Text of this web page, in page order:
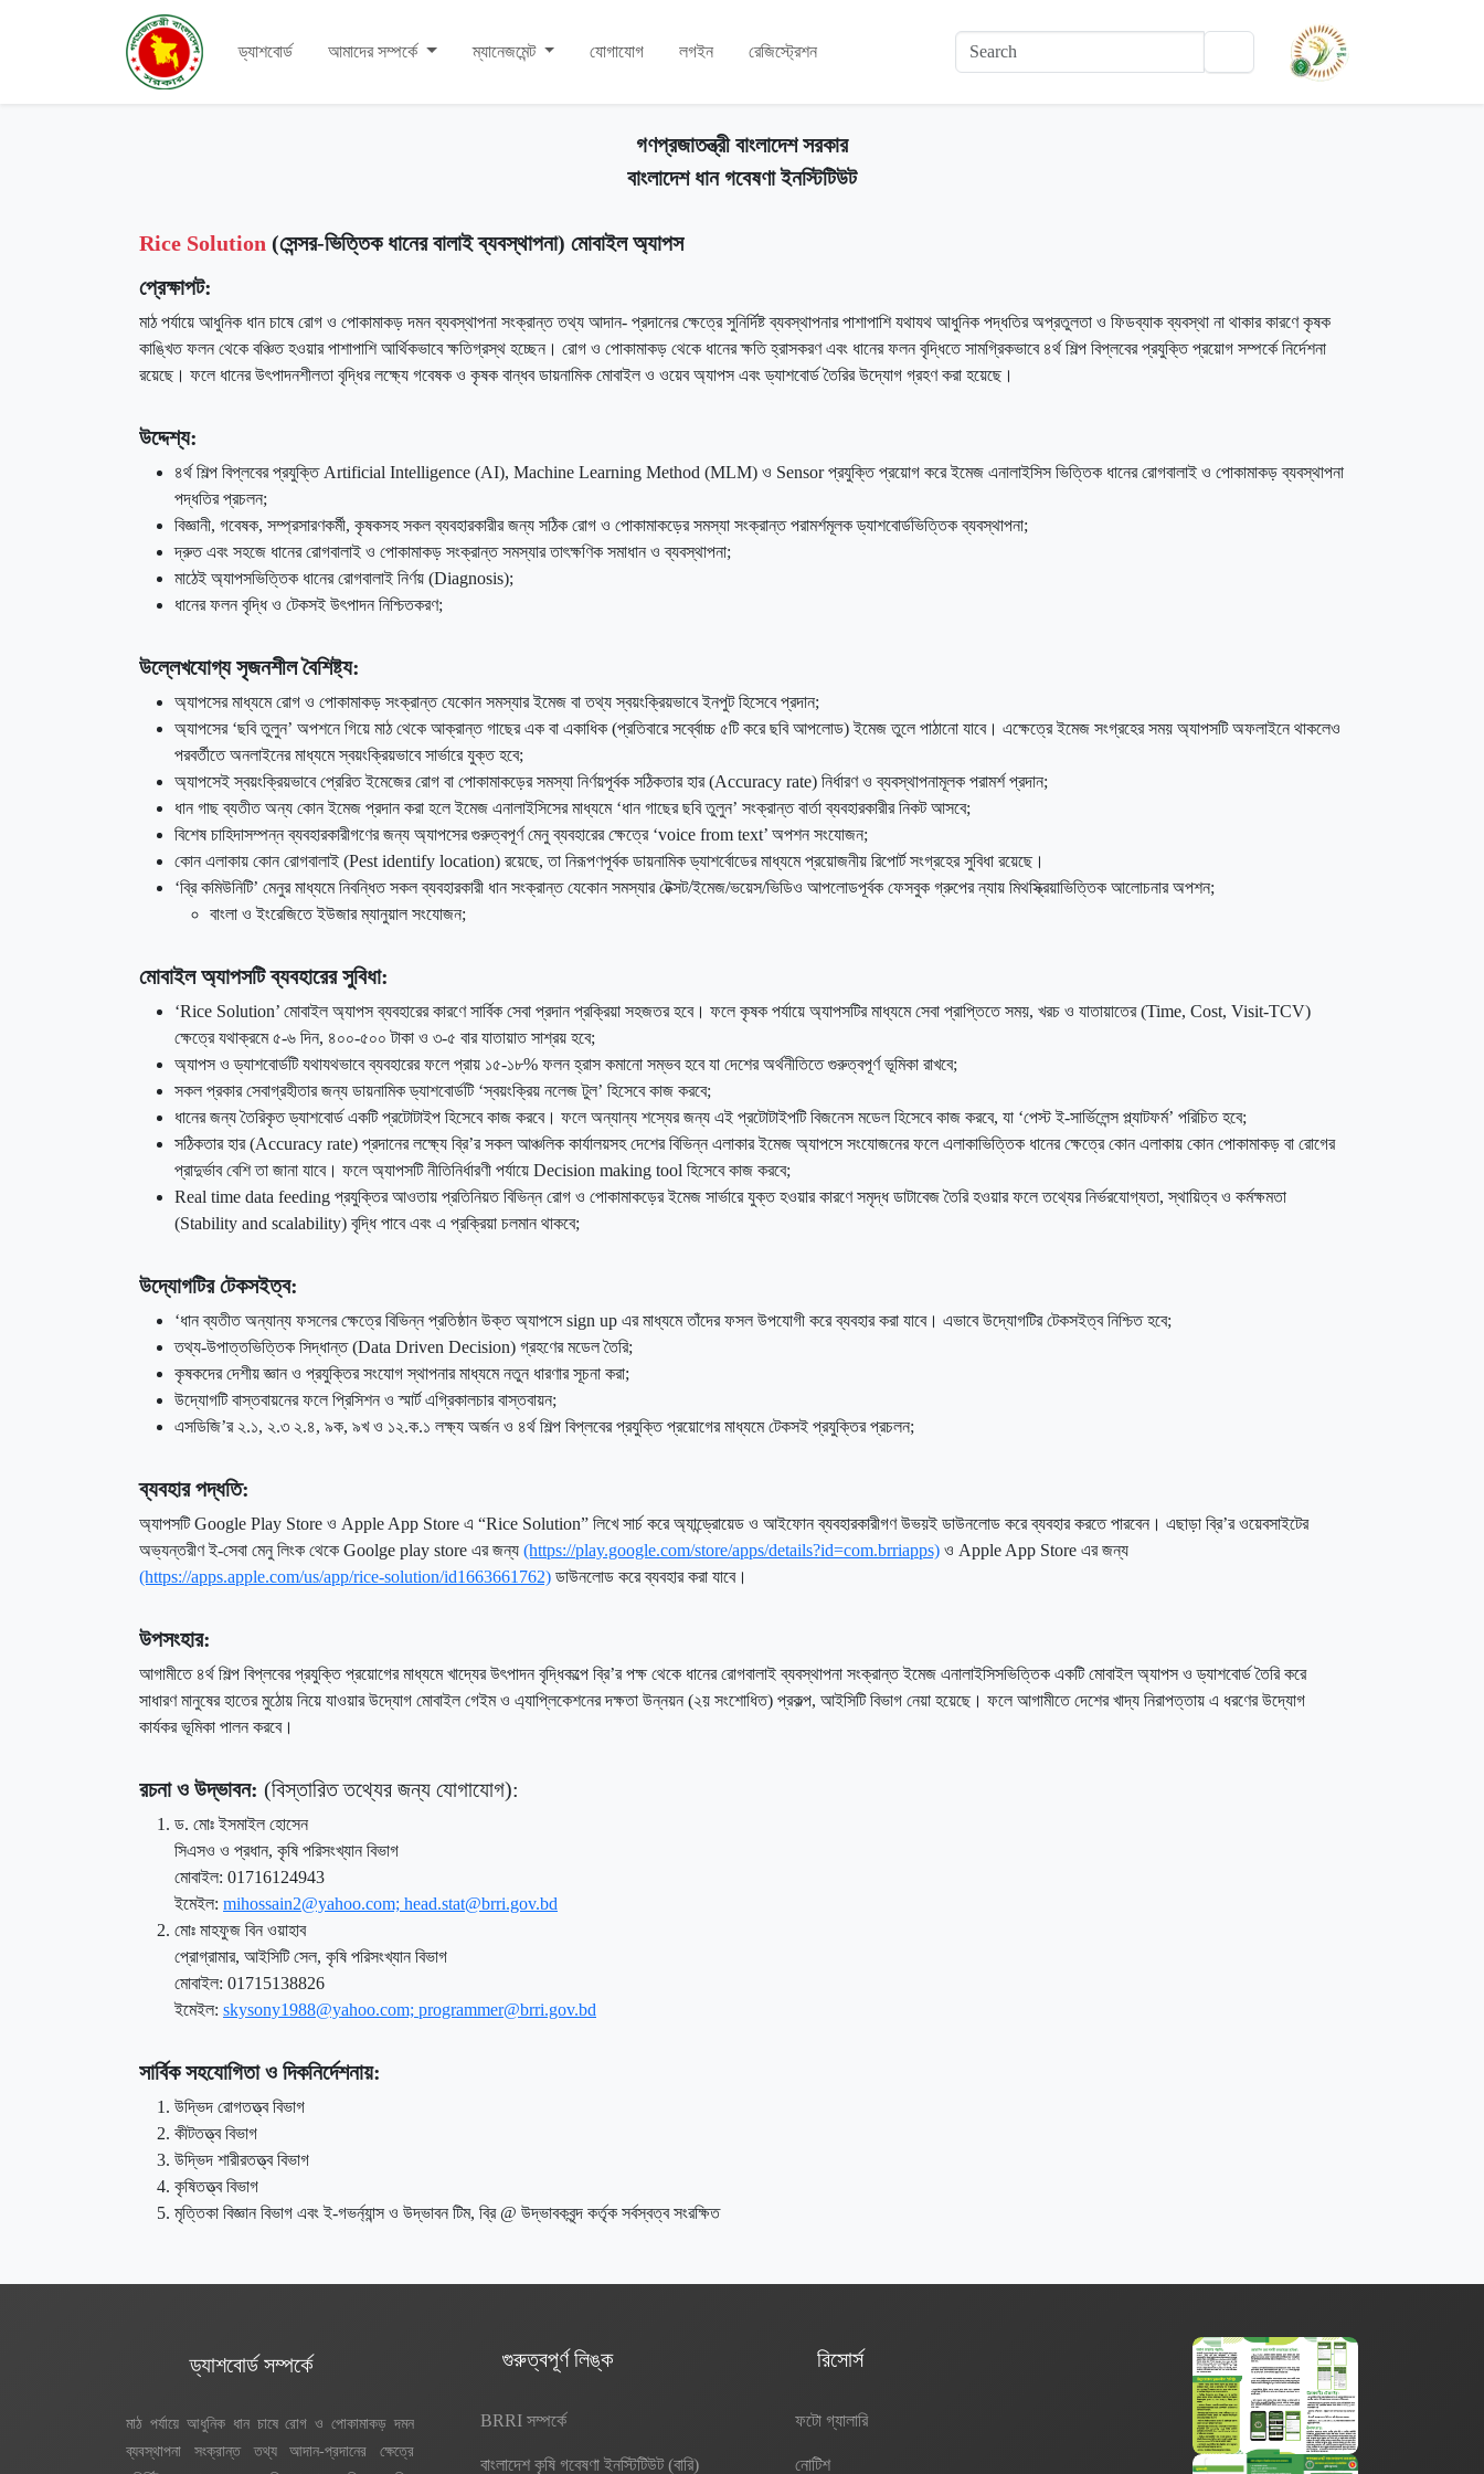
ড্যাশবোর্ড আমাদের সম্পর্কে ম্যানেজমেন্ট যোগাযোগ লগইন রেজিস্ট্রেশন
গণপ্রজাতন্ত্রী বাংলাদেশ সরকার
বাংলাদেশ ধান গবেষণা ইনস্টিটিউট
Rice Solution (সেন্সর-ভিত্তিক ধানের বালাই ব্যবস্থাপনা) মোবাইল অ্যাপস
প্রেক্ষাপট:
মাঠ পর্যায়ে আধুনিক ধান চাষে রোগ ও পোকামাকড় দমন ব্যবস্থাপনা সংক্রান্ত তথ্য আদান- প্রদানের ক্ষেত্রে সুনির্দিষ্ট ব্যবস্থাপনার পাশাপাশি যথাযথ আধুনিক পদ্ধতির অপ্রতুলতা ও ফিডব্যাক ব্যবস্থা না থাকার কারণে কৃষক
কাঙ্খিত ফলন থেকে বঞ্চিত হওয়ার পাশাপাশি আর্থিকভাবে ক্ষতিগ্রস্থ হচ্ছেন। রোগ ও পোকামাকড় থেকে ধানের ক্ষতি হ্রাসকরণ এবং ধানের ফলন বৃদ্ধিতে সামগ্রিকভাবে ৪র্থ শিল্প বিপ্লবের প্রযুক্তি প্রয়োগ সম্পর্কে নির্দেশনা
রয়েছে। ফলে ধানের উৎপাদনশীলতা বৃদ্ধির লক্ষ্যে গবেষক ও কৃষক বান্ধব ডায়নামিক মোবাইল ও ওয়েব অ্যাপস এবং ড্যাশবোর্ড তৈরির উদ্যোগ গ্রহণ করা হয়েছে।
উদ্দেশ্য:
৪র্থ শিল্প বিপ্লবের প্রযুক্তি Artificial Intelligence (AI), Machine Learning Method (MLM) ও Sensor প্রযুক্তি প্রয়োগ করে ইমেজ এনালাইসিস ভিত্তিক ধানের রোগবালাই ও পোকামাকড় ব্যবস্থাপনা
পদ্ধতির প্রচলন;
বিজ্ঞানী, গবেষক, সম্প্রসারণকর্মী, কৃষকসহ সকল ব্যবহারকারীর জন্য সঠিক রোগ ও পোকামাকড়ের সমস্যা সংক্রান্ত পরামর্শমূলক ড্যাশবোর্ডভিত্তিক ব্যবস্থাপনা;
দ্রুত এবং সহজে ধানের রোগবালাই ও পোকামাকড় সংক্রান্ত সমস্যার তাৎক্ষণিক সমাধান ও ব্যবস্থাপনা;
মাঠেই অ্যাপসভিত্তিক ধানের রোগবালাই নির্ণয় (Diagnosis);
ধানের ফলন বৃদ্ধি ও টেকসই উৎপাদন নিশ্চিতকরণ;
উল্লেখযোগ্য সৃজনশীল বৈশিষ্ট্য:
অ্যাপসের মাধ্যমে রোগ ও পোকামাকড় সংক্রান্ত যেকোন সমস্যার ইমেজ বা তথ্য স্বয়ংক্রিয়ভাবে ইনপুট হিসেবে প্রদান;
অ্যাপসের ‘ছবি তুলুন’ অপশনে গিয়ে মাঠ থেকে আক্রান্ত গাছের এক বা একাধিক (প্রতিবারে সর্ব্বোচ্চ ৫টি করে ছবি আপলোড) ইমেজ তুলে পাঠানো যাবে। এক্ষেত্রে ইমেজ সংগ্রহের সময় অ্যাপসটি অফলাইনে থাকলেও
পরবর্তীতে অনলাইনের মাধ্যমে স্বয়ংক্রিয়ভাবে সার্ভারে যুক্ত হবে;
অ্যাপসেই স্বয়ংক্রিয়ভাবে প্রেরিত ইমেজের রোগ বা পোকামাকড়ের সমস্যা নির্ণয়পূর্বক সঠিকতার হার (Accuracy rate) নির্ধারণ ও ব্যবস্থাপনামূলক পরামর্শ প্রদান;
ধান গাছ ব্যতীত অন্য কোন ইমেজ প্রদান করা হলে ইমেজ এনালাইসিসের মাধ্যমে ‘ধান গাছের ছবি তুলুন’ সংক্রান্ত বার্তা ব্যবহারকারীর নিকট আসবে;
বিশেষ চাহিদাসম্পন্ন ব্যবহারকারীগণের জন্য অ্যাপসের গুরুত্বপূর্ণ মেনু ব্যবহারের ক্ষেত্রে ‘voice from text’ অপশন সংযোজন;
কোন এলাকায় কোন রোগবালাই (Pest identify location) রয়েছে, তা নিরূপণপূর্বক ডায়নামিক ড্যাশর্বোডের মাধ্যমে প্রয়োজনীয় রিপোর্ট সংগ্রহের সুবিধা রয়েছে।
‘ব্রি কমিউনিটি’ মেনুর মাধ্যমে নিবন্ধিত সকল ব্যবহারকারী ধান সংক্রান্ত যেকোন সমস্যার টেক্সট/ইমেজ/ভয়েস/ভিডিও আপলোডপূর্বক ফেসবুক গ্রুপের ন্যায় মিথস্ক্রিয়াভিত্তিক আলোচনার অপশন;
বাংলা ও ইংরেজিতে ইউজার ম্যানুয়াল সংযোজন;
মোবাইল অ্যাপসটি ব্যবহারের সুবিধা:
‘Rice Solution’ মোবাইল অ্যাপস ব্যবহারের কারণে সার্বিক সেবা প্রদান প্রক্রিয়া সহজতর হবে। ফলে কৃষক পর্যায়ে অ্যাপসটির মাধ্যমে সেবা প্রাপ্তিতে সময়, খরচ ও যাতায়াতের (Time, Cost, Visit-TCV)
ক্ষেত্রে যথাক্রমে ৫-৬ দিন, ৪০০-৫০০ টাকা ও ৩-৫ বার যাতায়াত সাশ্রয় হবে;
অ্যাপস ও ড্যাশবোর্ডটি যথাযথভাবে ব্যবহারের ফলে প্রায় ১৫-১৮% ফলন হ্রাস কমানো সম্ভব হবে যা দেশের অর্থনীতিতে গুরুত্বপূর্ণ ভূমিকা রাখবে;
সকল প্রকার সেবাগ্রহীতার জন্য ডায়নামিক ড্যাশবোর্ডটি ‘স্বয়ংক্রিয় নলেজ টুল’ হিসেবে কাজ করবে;
ধানের জন্য তৈরিকৃত ড্যাশবোর্ড একটি প্রটোটাইপ হিসেবে কাজ করবে। ফলে অন্যান্য শস্যের জন্য এই প্রটোটাইপটি বিজনেস মডেল হিসেবে কাজ করবে, যা ‘পেস্ট ই-সার্ভিলেন্স প্ল্যাটফর্ম’ পরিচিত হবে;
সঠিকতার হার (Accuracy rate) প্রদানের লক্ষ্যে ব্রি’র সকল আঞ্চলিক কার্যালয়সহ দেশের বিভিন্ন এলাকার ইমেজ অ্যাপসে সংযোজনের ফলে এলাকাভিত্তিক ধানের ক্ষেত্রে কোন এলাকায় কোন পোকামাকড় বা রোগের
প্রাদুর্ভাব বেশি তা জানা যাবে। ফলে অ্যাপসটি নীতিনির্ধারণী পর্যায়ে Decision making tool হিসেবে কাজ করবে;
Real time data feeding প্রযুক্তির আওতায় প্রতিনিয়ত বিভিন্ন রোগ ও পোকামাকড়ের ইমেজ সার্ভারে যুক্ত হওয়ার কারণে সমৃদ্ধ ডাটাবেজ তৈরি হওয়ার ফলে তথ্যের নির্ভরযোগ্যতা, স্থায়িত্ব ও কর্মক্ষমতা
(Stability and scalability) বৃদ্ধি পাবে এবং এ প্রক্রিয়া চলমান থাকবে;
উদ্যোগটির টেকসইত্ব:
‘ধান ব্যতীত অন্যান্য ফসলের ক্ষেত্রে বিভিন্ন প্রতিষ্ঠান উক্ত অ্যাপসে sign up এর মাধ্যমে তাঁদের ফসল উপযোগী করে ব্যবহার করা যাবে। এভাবে উদ্যোগটির টেকসইত্ব নিশ্চিত হবে;
তথ্য-উপাত্তভিত্তিক সিদ্ধান্ত (Data Driven Decision) গ্রহণের মডেল তৈরি;
কৃষকদের দেশীয় জ্ঞান ও প্রযুক্তির সংযোগ স্থাপনার মাধ্যমে নতুন ধারণার সূচনা করা;
উদ্যোগটি বাস্তবায়নের ফলে প্রিসিশন ও স্মার্ট এগ্রিকালচার বাস্তবায়ন;
এসডিজি’র ২.১, ২.৩ ২.৪, ৯ক, ৯খ ও ১২.ক.১ লক্ষ্য অর্জন ও ৪র্থ শিল্প বিপ্লবের প্রযুক্তি প্রয়োগের মাধ্যমে টেকসই প্রযুক্তির প্রচলন;
ব্যবহার পদ্ধতি:
অ্যাপসটি Google Play Store ও Apple App Store এ “Rice Solution” লিখে সার্চ করে অ্যান্ড্রোয়েড ও আইফোন ব্যবহারকারীগণ উভয়ই ডাউনলোড করে ব্যবহার করতে পারবেন। এছাড়া ব্রি’র ওয়েবসাইটের
অভ্যন্তরীণ ই-সেবা মেনু লিংক থেকে Goolge play store এর জন্য (https://play.google.com/store/apps/details?id=com.brriapps) ও Apple App Store এর জন্য
(https://apps.apple.com/us/app/rice-solution/id1663661762) ডাউনলোড করে ব্যবহার করা যাবে।
উপসংহার:
আগামীতে ৪র্থ শিল্প বিপ্লবের প্রযুক্তি প্রয়োগের মাধ্যমে খাদ্যের উৎপাদন বৃদ্ধিকল্পে ব্রি’র পক্ষ থেকে ধানের রোগবালাই ব্যবস্থাপনা সংক্রান্ত ইমেজ এনালাইসিসভিত্তিক একটি মোবাইল অ্যাপস ও ড্যাশবোর্ড তৈরি করে
সাধারণ মানুষের হাতের মুঠোয় নিয়ে যাওয়ার উদ্যোগ মোবাইল গেইম ও এ্যাপ্লিকেশনের দক্ষতা উন্নয়ন (২য় সংশোধিত) প্রকল্প, আইসিটি বিভাগ নেয়া হয়েছে। ফলে আগামীতে দেশের খাদ্য নিরাপত্তায় এ ধরণের উদ্যোগ
কার্যকর ভূমিকা পালন করবে।
রচনা ও উদ্ভাবন: (বিস্তারিত তথ্যের জন্য যোগাযোগ):
ড. মোঃ ইসমাইল হোসেন
সিএসও ও প্রধান, কৃষি পরিসংখ্যান বিভাগ
মোবাইল: 01716124943
ইমেইল: mihossain2@yahoo.com; head.stat@brri.gov.bd
মোঃ মাহফুজ বিন ওয়াহাব
প্রোগ্রামার, আইসিটি সেল, কৃষি পরিসংখ্যান বিভাগ
মোবাইল: 01715138826
ইমেইল: skysony1988@yahoo.com; programmer@brri.gov.bd
সার্বিক সহযোগিতা ও দিকনির্দেশনায়:
উদ্ভিদ রোগতত্ত্ব বিভাগ
কীটতত্ত্ব বিভাগ
উদ্ভিদ শারীরতত্ত্ব বিভাগ
কৃষিতত্ত্ব বিভাগ
মৃত্তিকা বিজ্ঞান বিভাগ এবং ই-গভর্ন্যান্স ও উদ্ভাবন টিম, ব্রি @ উদ্ভাবকবৃন্দ কর্তৃক সর্বস্বত্ব সংরক্ষিত
ড্যাশবোর্ড সম্পর্কে
মাঠ পর্যায়ে আধুনিক ধান চাষে রোগ ও পোকামাকড় দমন
ব্যবস্থাপনা সংক্রান্ত তথ্য আদান-প্রদানের ক্ষেত্রে
গুরুত্বপূর্ণ লিঙ্ক
BRRI সম্পর্কে
বাংলাদেশ কৃষি গবেষণা ইনস্টিটিউট (বারি)
রিসোর্স
ফটো গ্যালারি
নোটিশ